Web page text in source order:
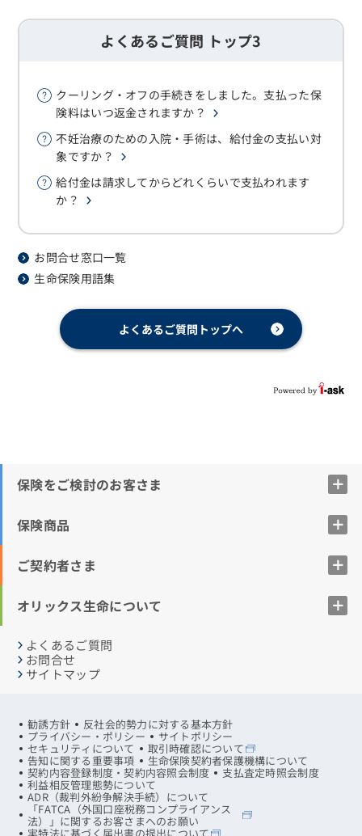
よくあるご質問 トップ3
クーリング・オフの手続きをしました。支払った保
険料はいつ返金されますか？
不妊治療のための入院・手術は、給付金の支払い対
象ですか？
給付金は請求してからどれくらいで支払われます
か？
お問合せ窓口一覧
生命保険用語集
よくあるご質問トップへ
保険をご検討のお客さま
保険商品
ご契約者さま
オリックス生命について
よくあるご質問
お問合せ
サイトマップ
勧誘方針 反社会的勢力に対する基本方針
プライバシー・ポリシー サイトポリシー
セキュリティについて 取引時確認について
告知に関する重要事項 生命保険契約者保護機構について
契約内容登録制度・契約内容照会制度 支払査定時照会制度
利益相反管理態勢について
ADR（裁判外紛争解決手続）について
「FATCA（外国口座税務コンプライアンス
法）」に関するお客さまへのお願い